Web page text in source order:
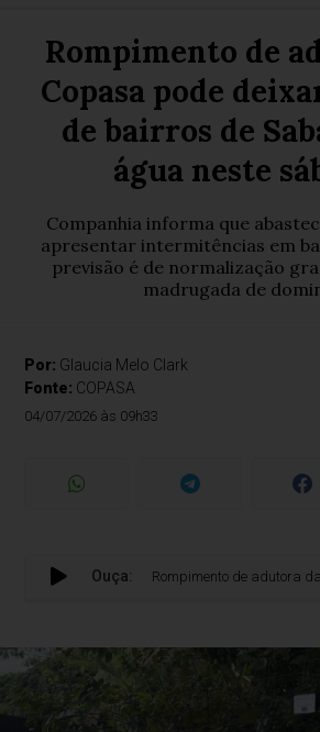
Rompimento de
Copasa pode
de bairros de
água neste
Companhia informa que
apresentar intermitências em
previsão é de normalização
madrugada de
Por: Glaucia Melo Clark
Fonte: COPASA
04/07/2026 às 09h33
Ouça:Rompimento de adutora da